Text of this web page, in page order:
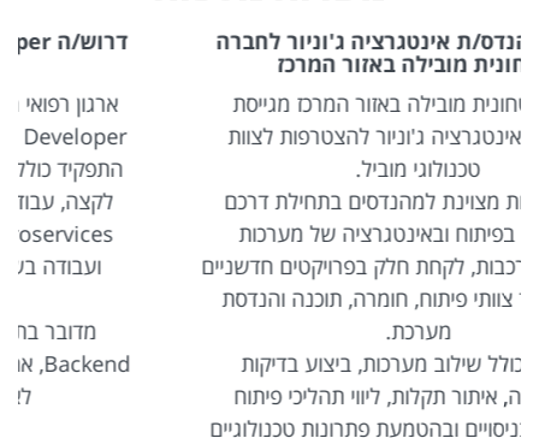
דרוש/ה Full Stack Developer לארגון רפואי
מוביל באזור המרכז
ארגון רפואי מוביל באזור המרכז מגייס Full Stack
Developer מנוסה להצטרפות לצוות פיתוח מוביל.
התפקיד כולל פיתוח מערכות Web מורכבות מקצה
לקצה, עבודה עם טכנולוגיות מתקדמות בסביבת
Microservices, שילוב כלי AI בתהליכי הפיתוח
ועבודה בשיתוף פעולה עם צוותי מוצר, פיתוח
ותשתיות.
מדובר בתפקיד המשלב פיתוח Frontend ו-
Backend, אחריות טכנולוגית ויכולת להוביל משימות
לאורך כל מחזור חיי הפיתוח.